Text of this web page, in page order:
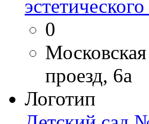
0
проезд, 6а
Логотип